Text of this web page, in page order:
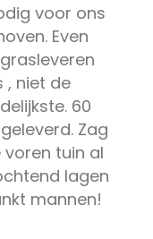
voor ons
Even
, niet de
60
Zag
tuin al
lagen
mannen!